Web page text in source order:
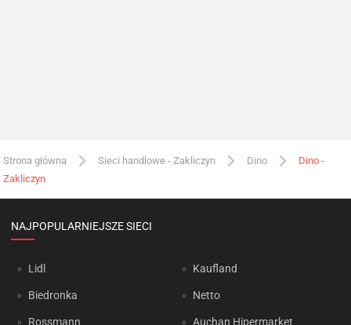
Strona główna Sieci handlowe - Zakliczyn Dino
Dino -
Zakliczyn
NAJPOPULARNIEJSZE SIECI
Lidl
Biedronka
Rossmann
Kaufland
Netto
Auchan Hipermarket